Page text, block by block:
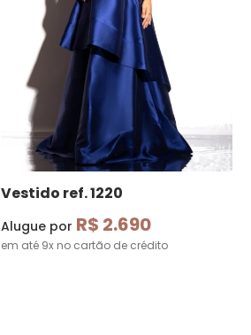
Vestido ref. 1220
Alugue por R$ 2.690
em até 9x no cartão de crédito